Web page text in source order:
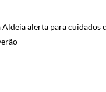
Aldeia alerta para cuidados